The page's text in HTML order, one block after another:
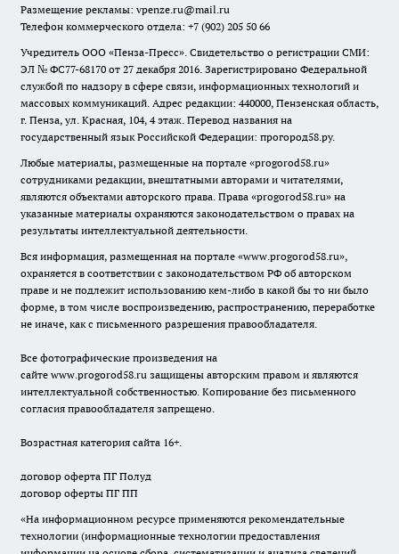
Размещение рекламы: vpenze.ru@mail.ru
Телефон коммерческого отдела: +7 (902) 205 50 66
Учредитель ООО «Пенза-Пресс». Свидетельство о регистрации СМИ:
ЭЛ № ФС77-68170 от 27 декабря 2016. Зарегистрировано Федеральной
службой по надзору в сфере связи, информационных технологий и
массовых коммуникаций. Адрес редакции: 440000, Пензенская область,
г. Пенза, ул. Красная, 104, 4 этаж. Перевод названия на
государственный язык Российской Федерации: прогород58.ру.
Любые материалы, размещенные на портале «progorod58.ru»
сотрудниками редакции, внештатными авторами и читателями,
являются объектами авторского права. Права «progorod58.ru» на
указанные материалы охраняются законодательством о правах на
результаты интеллектуальной деятельности.
Вся информация, размещенная на портале «www.progorod58.ru»,
охраняется в соответствии с законодательством РФ об авторском
праве и не подлежит использованию кем-либо в какой бы то ни было
форме, в том числе воспроизведению, распространению, переработке
не иначе, как с письменного разрешения правообладателя.
Все фотографические произведения на
сайте www.progorod58.ru защищены авторским правом и являются
интеллектуальной собственностью. Копирование без письменного
согласия правообладателя запрещено.
Возрастная категория сайта 16+.
договор оферта ПГ Полуд
договор оферты ПГ ПП
«На информационном ресурсе применяются рекомендательные
технологии (информационные технологии предоставления